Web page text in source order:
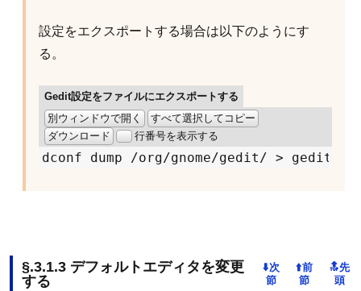
設定をエクスポートする場合は以下のようにす
る。
Gedit設定をファイルにエクスポートする
別ウィンドウで開く
すべて選択してコピー
ダウンロード
行番号を表示する
dconf dump /org/gnome/gedit/ >
デフォルトエディタを変更
する